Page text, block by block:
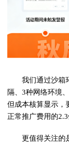
我们通过沙箱
隔、3种网络环境
但成本核算显示，
正常推广费用的2.3
更值得关注的